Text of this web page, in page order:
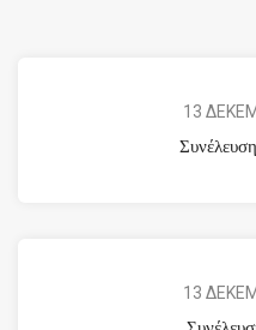
13
13